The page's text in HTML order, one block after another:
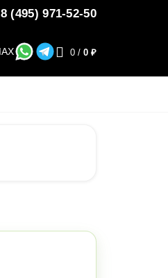
8 (495) 971-52-50
0 / 0 ₽